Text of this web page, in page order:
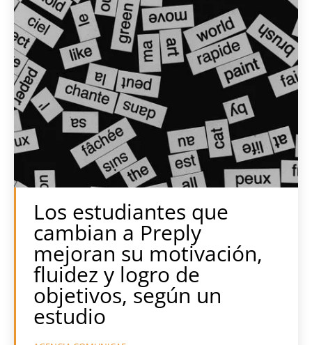
Los estudiantes que
cambian a Preply
mejoran su motivación,
fluidez y logro de
objetivos, según un
estudio